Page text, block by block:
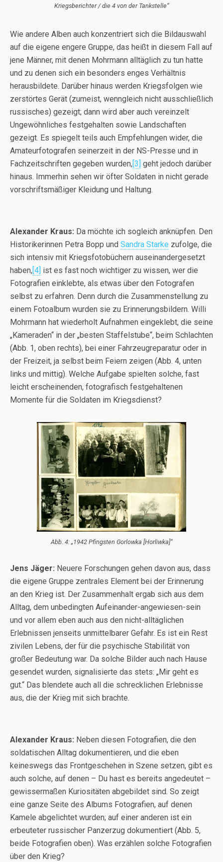
Kriegsberichter / die 4 von der Tankstelle“
Wie andere Alben auch konzentriert sich die Bildauswahl
auf die eigene engere Gruppe, das heißt in diesem Fall auf
jene Männer, mit denen Mohrmann alltäglich zu tun hatte
und zu denen sich ein besonders enges Verhältnis
herausbildete. Darüber hinaus werden Kriegsfolgen wie
zerstörtes Gerät (zumeist, wenngleich nicht ausschließlich
russisches) gezeigt; dann wird aber auch vereinzelt
Ungewöhnliches festgehalten sowie Landschaften
gezeigt. Es spiegelt teils auch Empfehlungen wider, die
Amateurfotografen seinerzeit in der NS-Presse und in
Fachzeitschriften gegeben wurden, [3] geht jedoch darüber
hinaus. Immerhin sehen wir öfter Soldaten in nicht gerade
vorschriftsmäßiger Kleidung und Haltung.
Alexander Kraus: Da möchte ich sogleich anknüpfen. Den
Historikerinnen Petra Bopp und Sandra Starke zufolge, die
sich intensiv mit Kriegsfotobüchern auseinandergesetzt
haben, [4] ist es fast noch wichtiger zu wissen, wer die
Fotografien einklebte, als etwas über den Fotografen
selbst zu erfahren. Denn durch die Zusammenstellung zu
einem Fotoalbum wurden sie zu Erinnerungsbildern. Willi
Mohrmann hat wiederholt Aufnahmen eingeklebt, die seine
„Kameraden“ in der „besten Staffelstube“, beim Schlachten
(Abb. 1, oben rechts), bei einer Fahrzeugreparatur oder in
der Freizeit, ja selbst beim Feiern zeigen (Abb. 4, unten
links und mittig). Welche Aufgabe spielten solche, fast
leicht erscheinenden, fotografisch festgehaltenen
Momente für die Soldaten im Kriegsdienst?
Abb. 4: „1942 Pfingsten Gorlowka [Horliwka]“
Jens Jäger: Neuere Forschungen gehen davon aus, dass
die eigene Gruppe zentrales Element bei der Erinnerung
an den Krieg ist. Der Zusammenhalt ergab sich aus dem
Alltag, dem unbedingten Aufeinander-angewiesen-sein
und vor allem eben auch aus den nicht-alltäglichen
Erlebnissen jenseits unmittelbarer Gefahr. Es ist ein Rest
zivilen Lebens, der für die psychische Stabilität von
großer Bedeutung war. Da solche Bilder auch nach Hause
gesendet wurden, signalisierte das stets: „Mir geht es
gut.“ Das blendete auch all die schrecklichen Erlebnisse
aus, die der Krieg mit sich brachte.
Alexander Kraus: Neben diesen Fotografien, die den
soldatischen Alltag dokumentieren, und die eben
keineswegs das Frontgeschehen in Szene setzen, gibt es
auch solche, auf denen – Du hast es bereits angedeutet –
gewissermaßen Kuriositäten abgebildet sind. So zeigt
eine ganze Seite des Albums Fotografien, auf denen
Kamele abgelichtet wurden; auf einer anderen ist ein
erbeuteter russischer Panzerzug dokumentiert (Abb. 5,
beide Fotografien oben). Was erzählen solche Fotografien
über den Krieg?